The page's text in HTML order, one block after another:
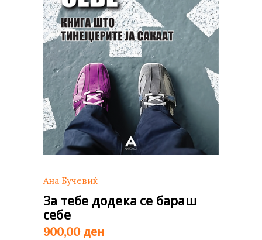
Ана Бучевиќ
За тебе додека се бараш
себе
900,00 ден